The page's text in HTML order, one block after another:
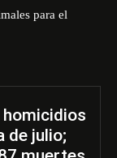
para el
homicidios
de julio;